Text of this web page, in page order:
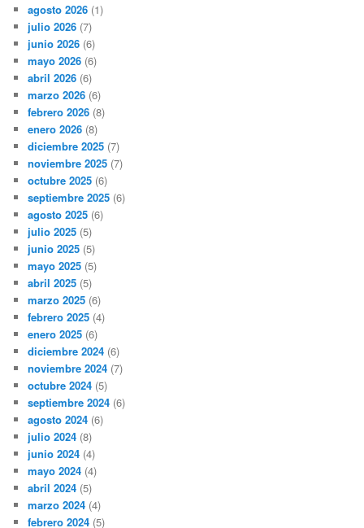
agosto 2026 (1)
julio 2026 (7)
junio 2026 (6)
mayo 2026 (6)
abril 2026 (6)
marzo 2026 (6)
febrero 2026 (8)
enero 2026 (8)
diciembre 2025 (7)
noviembre 2025 (7)
octubre 2025 (6)
septiembre 2025 (6)
agosto 2025 (6)
julio 2025 (5)
junio 2025 (5)
mayo 2025 (5)
abril 2025 (5)
marzo 2025 (6)
febrero 2025 (4)
enero 2025 (6)
diciembre 2024 (6)
noviembre 2024 (7)
octubre 2024 (5)
septiembre 2024 (6)
agosto 2024 (6)
julio 2024 (8)
junio 2024 (4)
mayo 2024 (4)
abril 2024 (5)
marzo 2024 (4)
febrero 2024 (5)